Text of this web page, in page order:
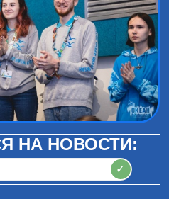
НА НОВОСТИ:
✓